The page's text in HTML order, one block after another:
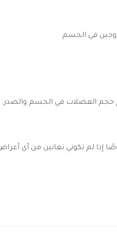
في الجسم.
حجم العضلات في الجسم والصدر.
بالتدريج، خصوصًا إذا لم تكوني تعانين من